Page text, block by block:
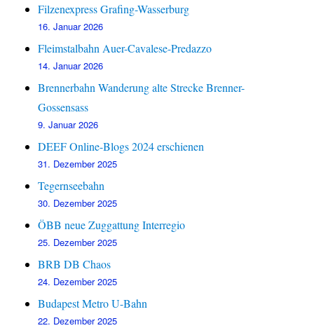
Filzenexpress Grafing-Wasserburg
16. Januar 2026
Fleimstalbahn Auer-Cavalese-Predazzo
14. Januar 2026
Brennerbahn Wanderung alte Strecke Brenner-
Gossensass
9. Januar 2026
DEEF Online-Blogs 2024 erschienen
31. Dezember 2025
Tegernseebahn
30. Dezember 2025
ÖBB neue Zuggattung Interregio
25. Dezember 2025
BRB DB Chaos
24. Dezember 2025
Budapest Metro U-Bahn
22. Dezember 2025